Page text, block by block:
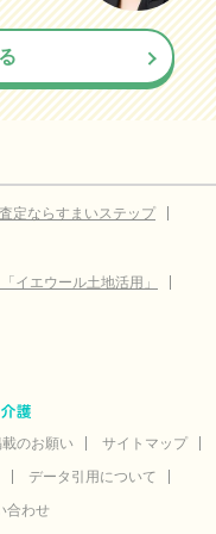
定ならすまいステップ
イエウール土地活用」
載のお願い
サイトマップ
データ引用について
合わせ